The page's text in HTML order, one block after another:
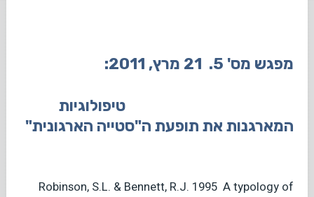
מפגש מס' 5. 21 מרץ, 2011:
טיפולוגיות
המארגנות את תופעת ה"סטייה הארגונית"
Robinson, S.L. & Bennett, R.J. 1995 A typology of